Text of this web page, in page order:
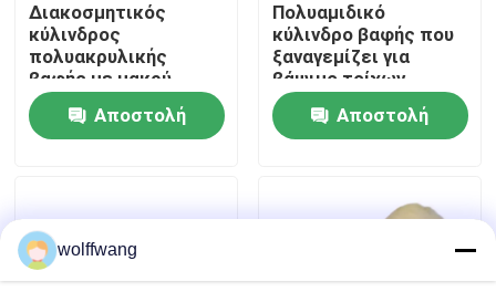
Νέα
Όλες οι περιπτώσεις
Βούρτσα συνθετικού νήματος
Διακοσμητικός
κύλινδρος
πολυακρυλικής
βαφής με μακρύ
σωρό
προσαρμοσμένο
Αποστολή
Πολυαμιδικό
κύλινδρο βαφής που
ξαναγεμίζει για
βάψιμο τοίχων
δαπέδου
Αποστολή
wolffwang